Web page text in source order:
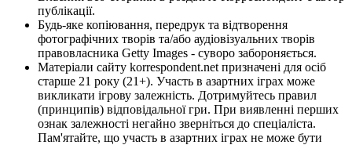
публікації.
Будь-яке копіювання, передрук та відтворення
фотографічних творів та/або аудіовізуальних творів
правовласника Getty Images - суворо забороняється.
Матеріали сайту korrespondent.net призначені для осіб
старше 21 року (21+). Участь в азартних іграх може
викликати ігрову залежність. Дотримуйтесь правил
(принципів) відповідальної гри. При виявленні перших
ознак залежності негайно зверніться до спеціаліста.
Пам'ятайте, що участь в азартних іграх не може бути